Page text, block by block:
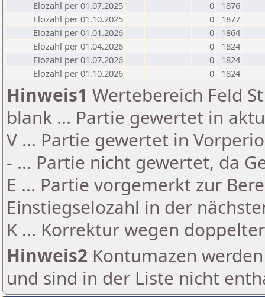
Elozahl per 01.07.2025
0
1876
Elozahl per 01.10.2025
0
1877
Elozahl per 01.01.2026
0
1864
Elozahl per 01.04.2026
0
1824
Elozahl per 01.07.2026
0
1824
Elozahl per 01.10.2026
0 1824
Hinweis1 Wertebereich Feld
blank ... Partie gewertet in
V ... Partie gewertet in
- ... Partie nicht gewertet, da
E ... Partie vorgemerkt zur
Einstiegselozahl in der
K ... Korrektur wegen
Hinweis2 Kontumazen
und sind in der Liste nicht